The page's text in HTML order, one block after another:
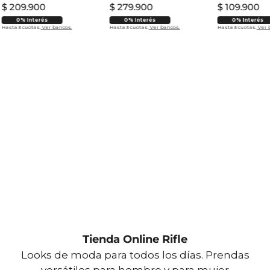
$ 209.900
0% Interés
Hasta 3 cuotas. Ver bancos.
$ 279.900
0% Interés
Hasta 3 cuotas. Ver bancos.
$ 109.900
0% Interés
Hasta 3 cuotas. Ver
Tienda Online Rifle
Looks de moda para todos los días. Prendas